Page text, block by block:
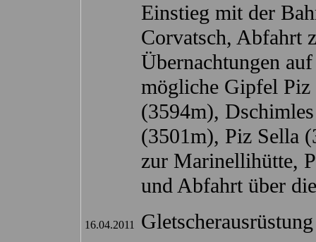
16.04.2011
Einstieg mit der
Corvatsch, Abfahrt
Übernachtungen
mögliche Gipfel Piz
(3594m),
(3501m), Piz Sella
zur Marinellihütte,
und Abfahrt über